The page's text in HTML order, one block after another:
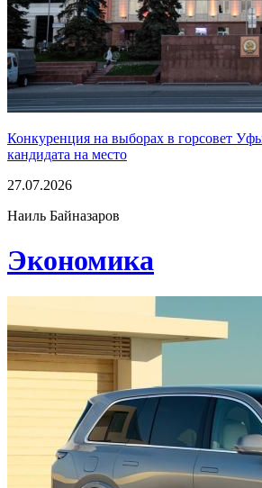
Конкуренция на выборах в горсовет
кандидата на место
27.07.2026
Наиль Байназаров
Экономика